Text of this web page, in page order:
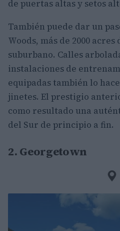
de puertas altas y setos
También puede dar un
Woods, más de 2000 acres
suburbano. Calles
instalaciones de
equipadas también lo
jinetes. El prestigio
como resultado una
del Sur de principio a fin.
2. Georgetown